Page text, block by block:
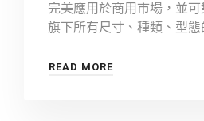
完美應用於商用市場，並可
旗下所有尺寸、種類、型態
READ MORE